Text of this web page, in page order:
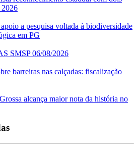
2026
a pesquisa voltada à biodiversidade
em PG
SMSP 06/08/2026
barreiras nas calçadas: fiscalização
alcança maior nota da história no